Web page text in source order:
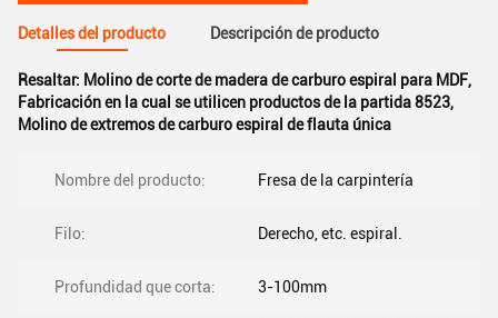
Detalles del producto Descripción de producto
Resaltar: Molino de corte de madera de carburo espiral para MDF,
Fabricación en la cual se utilicen productos de la partida 8523,
Molino de extremos de carburo espiral de flauta única
Nombre del producto: Fresa de la carpintería
Filo: Derecho, etc. espiral.
Profundidad que corta: 3-100mm